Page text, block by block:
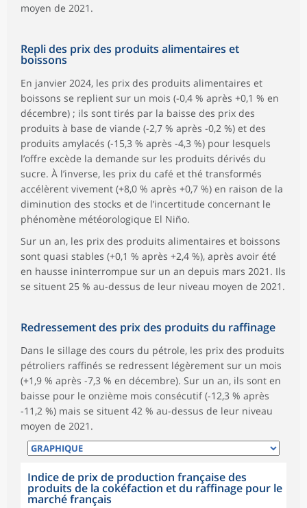
moyen de 2021.
Repli des prix des produits alimentaires et
boissons
En janvier 2024, les prix des produits alimentaires et
boissons se replient sur un mois (-0,4 % après +0,1 % en
décembre) ; ils sont tirés par la baisse des prix des
produits à base de viande (-2,7 % après -0,2 %) et des
produits amylacés (-15,3 % après -4,3 %) pour lesquels
l’offre excède la demande sur les produits dérivés du
sucre. À l’inverse, les prix du café et thé transformés
accélèrent vivement (+8,0 % après +0,7 %) en raison de la
diminution des stocks et de l’incertitude concernant le
phénomène météorologique El Niño.
Sur un an, les prix des produits alimentaires et boissons
sont quasi stables (+0,1 % après +2,4 %), après avoir été
en hausse ininterrompue sur un an depuis mars 2021. Ils
se situent 25 % au-dessus de leur niveau moyen de 2021.
Redressement des prix des produits du raffinage
Dans le sillage des cours du pétrole, les prix des produits
pétroliers raffinés se redressent légèrement sur un mois
(+1,9 % après -7,3 % en décembre). Sur un an, ils sont en
baisse pour le onzième mois consécutif (-12,3 % après
-11,2 %) mais se situent 42 % au-dessus de leur niveau
moyen de 2021.
Indice de prix de production française des
produits de la cokéfaction et du raffinage pour le
marché français